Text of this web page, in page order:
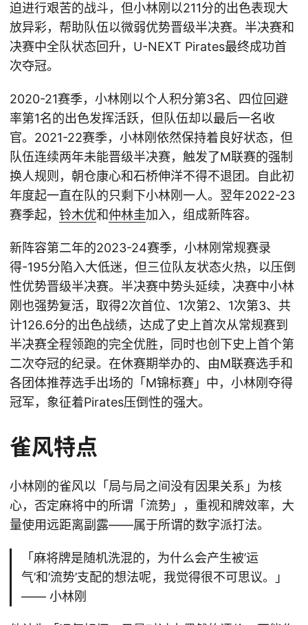
迫进行艰苦的战斗，但小林刚以211分的出色表现大
放异彩，帮助队伍以微弱优势晋级半决赛。半决赛和
决赛中全队状态回升，U-NEXT Pirates最终成功首
次夺冠。
2020-21赛季，小林刚以个人积分第3名、四位回避
率第1名的出色发挥活跃，但队伍却以最后一名收
官。2021-22赛季，小林刚依然保持着良好状态，但
队伍连续两年未能晋级半决赛，触发了M联赛的强制
换人规则，朝仓康心和石桥伸洋不得不退团。自此初
年度起一直在队的只剩下小林刚一人。翌年2022-23
赛季起， 铃木优和仲林圭加入，组成新阵容。
新阵容第二年的2023-24赛季，小林刚常规赛录
得-195分陷入大低迷，但三位队友状态火热，以压倒
性优势晋级半决赛。半决赛中势头延续，决赛中小林
刚也强势复活，取得2次首位、1次第2、1次第3、共
计126.6分的出色战绩，达成了史上首次从常规赛到
半决赛全程领跑的完全优胜，同时也创下史上首个第
二次夺冠的纪录。在休赛期举办的、由M联赛选手和
各团体推荐选手出场的「M锦标赛」中，小林刚夺得
冠军，象征着Pirates压倒性的强大。
雀风特点
小林刚的雀风以「局与局之间没有因果关系」为核
心，否定麻将中的所谓「流势」，重视和牌效率，大
量使用远距离副露——属于所谓的数字派打法。
「麻将牌是随机洗混的，为什么会产生被’运
气’和’流势’支配的想法呢，我觉得很不可思议。」
—— 小林刚